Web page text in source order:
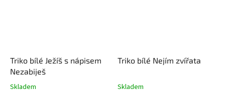
Triko bílé Ježíš s nápisem
Nezabiješ
Skladem
Triko bílé Nejím zvířata
Skladem